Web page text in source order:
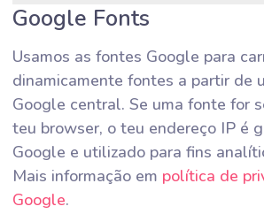
GameZop
SpilGames
FreeWorldGroup
Cool Games
GamePix
CloudGames
4J
Inlogic
Big Fish Games
Google Fonts
Usamos as fontes Google para
dinamicamente fontes a partir de
Google central. Se uma fonte for
teu browser, o teu endereço IP é
Google e utilizado para fins
Mais informação em política de
Google.